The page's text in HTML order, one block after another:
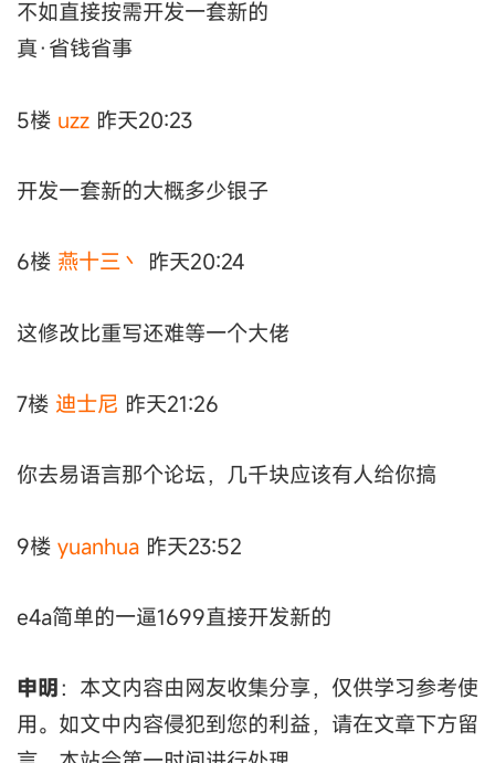
不如直接按需开发一套新的
真·省钱省事
5楼 uzz 昨天20:23
开发一套新的大概多少银子
6楼 燕十三丶 昨天20:24
这修改比重写还难等一个大佬
7楼 迪士尼 昨天21:26
你去易语言那个论坛，几千块应该有人给你搞
9楼 yuanhua 昨天23:52
e4a简单的一逼1699直接开发新的
申明 ：本文内容由网友收集分享，仅供学习参考使
用。如文中内容侵犯到您的利益，请在文章下方留